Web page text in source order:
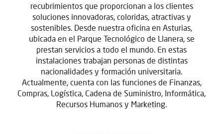
recubrimientos que proporcionan a los clientes
soluciones innovadoras, coloridas, atractivas y
sostenibles. Desde nuestra oficina en Asturias,
ubicada en el Parque Tecnológico de Llanera, se
prestan servicios a todo el mundo. En estas
instalaciones trabajan personas de distintas
nacionalidades y formación universitaria.
Actualmente, cuenta con las funciones de Finanzas,
Compras, Logística, Cadena de Suministro, Informática,
Recursos Humanos y Marketing.